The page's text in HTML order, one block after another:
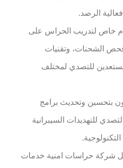
الرصد.
خاص لتدريب الحراس على
الشحنات، وتقنيات
مستعدين للتصدي لمختلف
بتحسين وتحديث برامج
للتهديدات السيبرانية
شركة حراسات امنية خدمات